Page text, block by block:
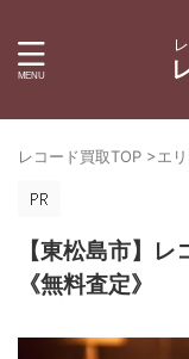
レコード買取TOP >エ
【東松島市】
《無料査定》